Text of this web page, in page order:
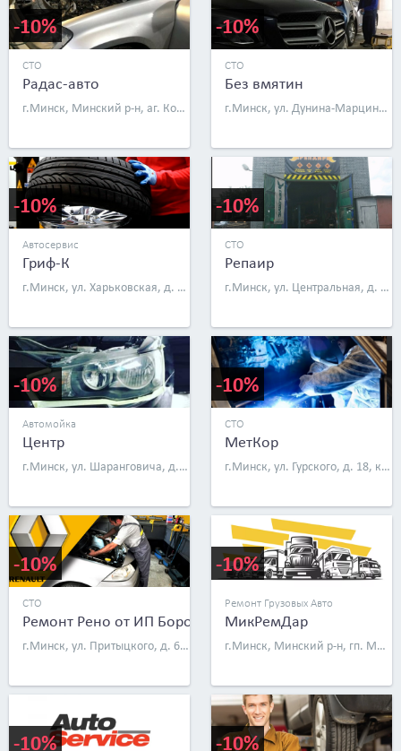
-10%
СТО
Радас-авто
г.Минск, Минский р-н, аг. Колодищи, ул. Триумфальная, д. 3
-10%
СТО
Без вмятин
г.Минск, ул. Дунина-Марцинкевича, д. 3
-10%
Автосервис
Гриф-К
г.Минск, ул. Харьковская, д. 3А
-10%
СТО
Репаир
г.Минск, ул. Центральная, д. 1а
-10%
Автомойка
Центр
г.Минск, ул. Шаранговича, д. 19
-10%
СТО
МетКор
г.Минск, ул. Гурского, д. 18, к. 3
-10%
СТО
Ремонт Рено от ИП Боровой
г.Минск, ул. Притыцкого, д. 62, к. 10
-10%
Ремонт Грузовых Авто
МикРемДар
г.Минск, Минский р-н, гп. Мачулищи, ул. Дружная, д. 27а
-10% -10%